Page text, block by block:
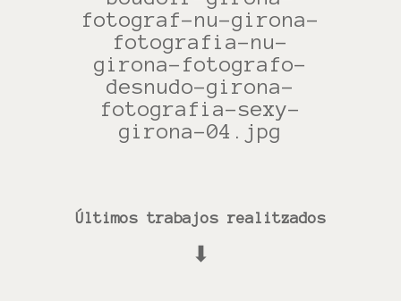
Últimos trabajos realitzados
⬇︎